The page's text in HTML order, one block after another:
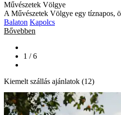
Művészetek Völgye
A Művészetek Völgye egy tíznapos,
Balaton Kapolcs
Bővebben
1 / 6
Kiemelt szállás ajánlatok (12)